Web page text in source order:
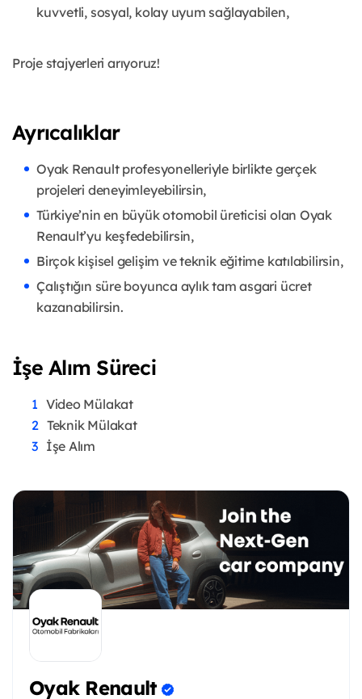
kuvvetli, sosyal, kolay uyum sağlayabilen,
Proje stajyerleri arıyoruz!
Ayrıcalıklar
Oyak Renault profesyonelleriyle birlikte gerçek
projeleri deneyimleyebilirsin,
Türkiye’nin en büyük otomobil üreticisi olan Oyak
Renault’yu keşfedebilirsin,
Birçok kişisel gelişim ve teknik eğitime katılabilirsin,
Çalıştığın süre boyunca aylık tam asgari ücret
kazanabilirsin.
İşe Alım Süreci
Video Mülakat
Teknik Mülakat
İşe Alım
Oyak Renault